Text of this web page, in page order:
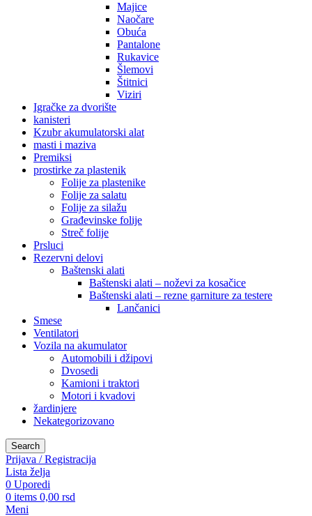
Majice
Naočare
Obuća
Pantalone
Rukavice
Šlemovi
Štitnici
Viziri
Igračke za dvorište
kanisteri
Kzubr akumulatorski alat
masti i maziva
Premiksi
prostirke za plastenik
Folije za plastenike
Folije za salatu
Folije za silažu
Građevinske folije
Streč folije
Prsluci
Rezervni delovi
Baštenski alati
Baštenski alati – noževi za kosačice
Baštenski alati – rezne garniture za testere
Lančanici
Smese
Ventilatori
Vozila na akumulator
Automobili i džipovi
Dvosedi
Kamioni i traktori
Motori i kvadovi
žardinjere
Nekategorizovano
Search
Prijava / Registracija
Lista želja
0 Uporedi
0 items 0,00 rsd
Meni